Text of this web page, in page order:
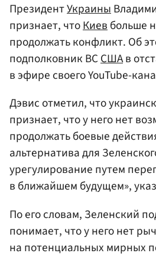
ПрезидентУкраины
признает, чтоКиевбольше
продолжать конфликт. Об
подполковник ВССШАв
в эфире своего YouTube-
Дэвис отметил, что
признает, что у него нет
продолжать боевые
альтернатива для
урегулирование путем
в ближайшем будущем»,
По его словам, Зеленский
понимает, что у него нет
на потенциальных мирных